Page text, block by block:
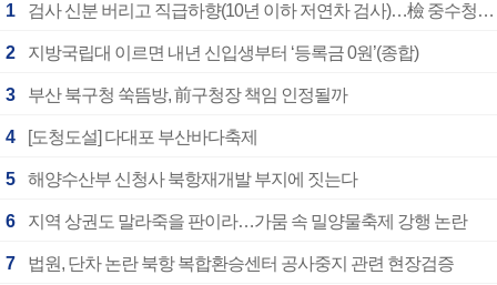
1 검사 신분 버리고 직급하향(10년 이하 저연차 검사)…檢 중수청행 기피
2 지방국립대 이르면 내년 신입생부터 ‘등록금 0원’(종합)
3 부산 북구청 쑥뜸방, 前구청장 책임 인정될까
4 [도청도설] 다대포 부산바다축제
5 해양수산부 신청사 북항재개발 부지에 짓는다
6 지역 상권도 말라죽을 판이라…가뭄 속 밀양물축제 강행 논란
7 법원, 단차 논란 북항 복합환승센터 공사중지 관련 현장검증